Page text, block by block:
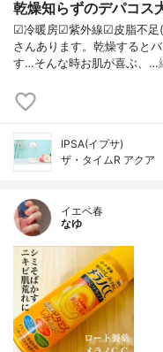
乾燥知らずのデパコス
☑︎冷暖房☑︎紫外線☑︎皮脂不足(
さんあります。乾燥すると
す…そんな時お肌が喜ぶ、…
IPSA(イプサ)
ザ・タイムR アクア
イエベ春
なゆ